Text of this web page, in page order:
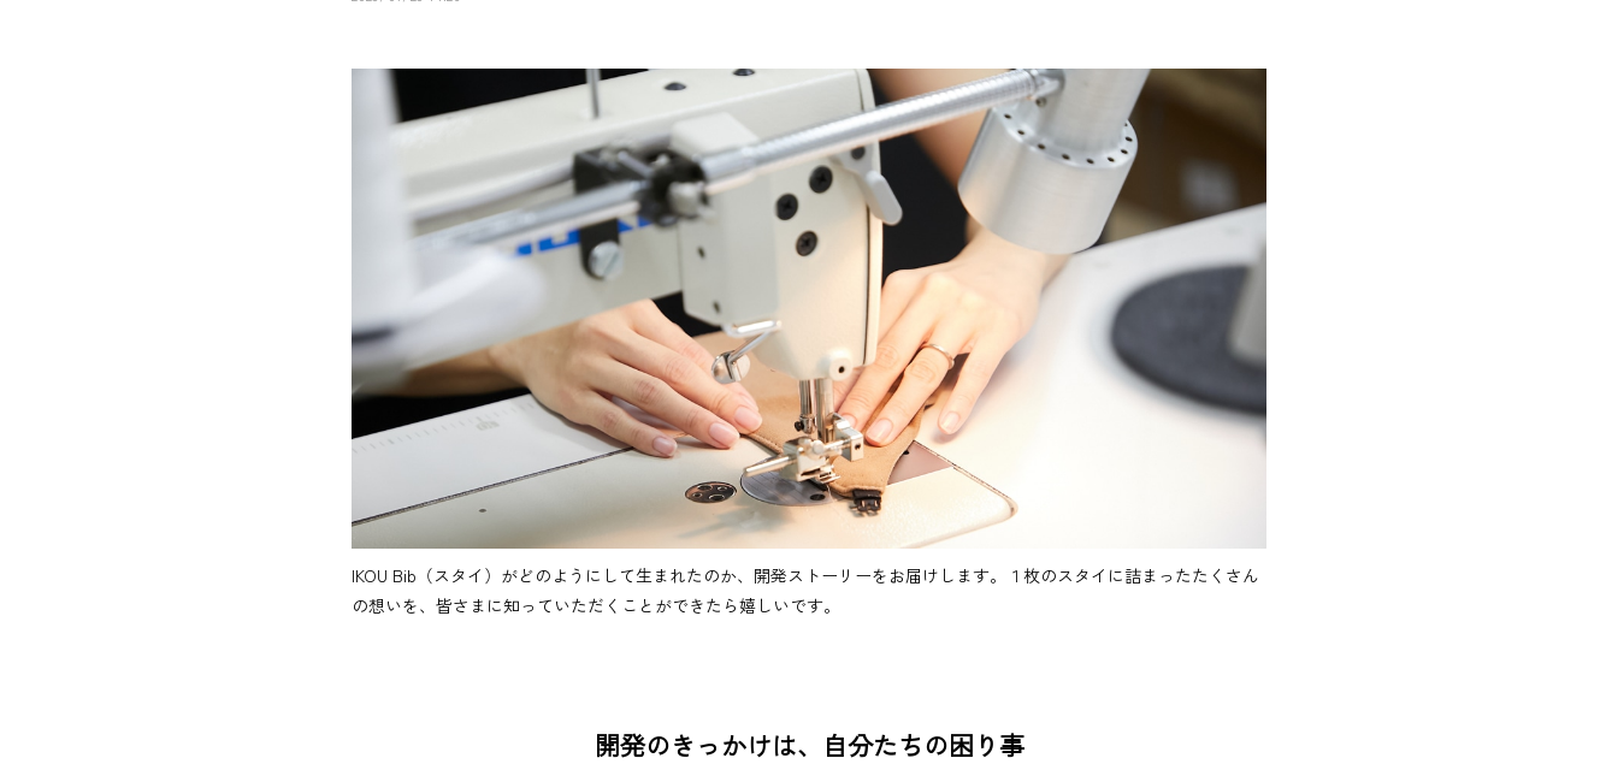
IKOU Bib（スタイ）がどのようにして生まれたのか、開発ストーリーをお届けします。１枚のスタイに詰まったたくさん
の想いを、皆さまに知っていただくことができたら嬉しいです。
開発のきっかけは、自分たちの困り事